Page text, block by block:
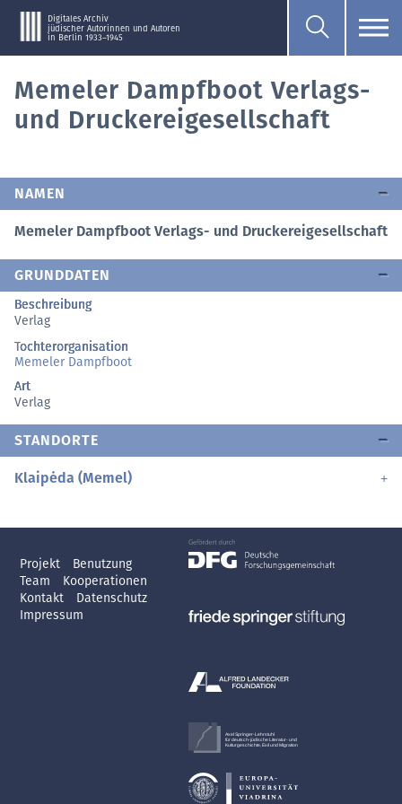
Digitales Archiv
jüdischer Autorinnen und Autoren
in Berlin 1933–1945
Memeler Dampfboot Verlags-
und Druckereigesellschaft
NAMEN
Memeler Dampfboot Verlags- und Druckereigesellschaft
GRUNDDATEN
Beschreibung
Verlag
Tochterorganisation
Memeler Dampfboot
Art
Verlag
STANDORTE
Klaipėda (Memel)
Projekt
Benutzung
Team
Kooperationen
Kontakt
Datenschutz
Impressum
Axel Springer-Lehrstuhl
für deutsch-jüdische Literatur- und
Kulturgeschichte, Exil und Migration